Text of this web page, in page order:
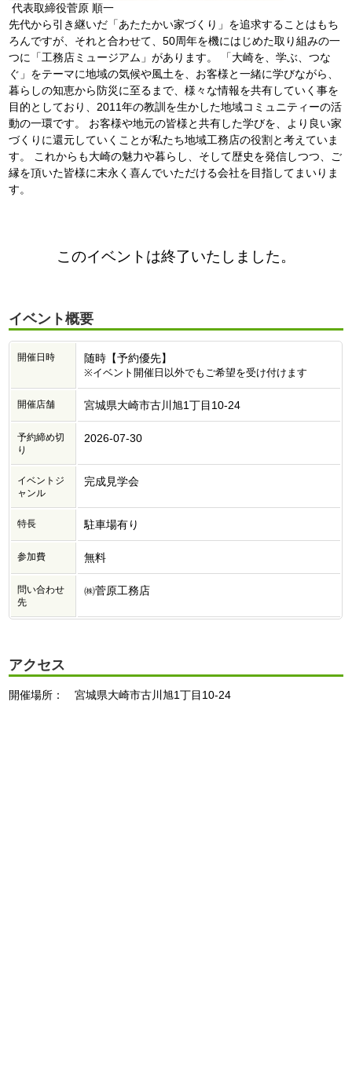
代表取締役菅原 順一
先代から引き継いだ「あたたかい家づくり」を追求することはもち
ろんですが、それと合わせて、50周年を機にはじめた取り組みの一
つに「工務店ミュージアム」があります。 「大崎を、学ぶ、つな
ぐ」をテーマに地域の気候や風土を、お客様と一緒に学びながら、
暮らしの知恵から防災に至るまで、様々な情報を共有していく事を
目的としており、2011年の教訓を生かした地域コミュニティーの活
動の一環です。 お客様や地元の皆様と共有した学びを、より良い家
づくりに還元していくことが私たち地域工務店の役割と考えていま
す。 これからも大崎の魅力や暮らし、そして歴史を発信しつつ、ご
縁を頂いた皆様に末永く喜んでいただける会社を目指してまいりま
す。
このイベントは終了いたしました。
イベント概要
開催日時 随時【予約優先】
※イベント開催日以外でもご希望を受け付けます
開催店舗 宮城県大崎市古川旭1丁目10-24
予約締め切
り
2026-07-30
イベントジ
ャンル
完成見学会
特長 駐車場有り
参加費 無料
問い合わせ
先
㈱菅原工務店
アクセス
開催場所： 宮城県大崎市古川旭1丁目10-24